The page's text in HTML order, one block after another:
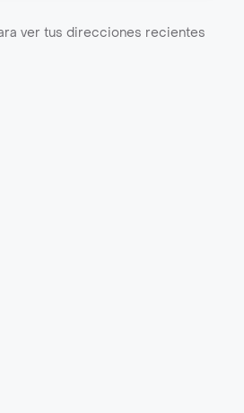
ver tus direcciones recientes